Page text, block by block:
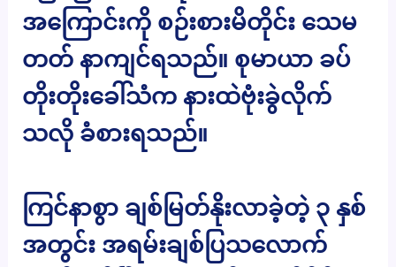
အကြောင်းကို စဉ်းစားမိတိုင်း သေမ
တတ် နာကျင်ရသည်။ စုမာယာ ခပ်
တိုးတိုးခေါ်သံက နားထဲဗုံးခွဲလိုက်
သလို ခံစားရသည်။
ကြင်နာစွာ ချစ်မြတ်နိုးလာခဲ့တဲ့ ၃ နှစ်
အတွင်း အရမ်းချစ်ပြသလောက်